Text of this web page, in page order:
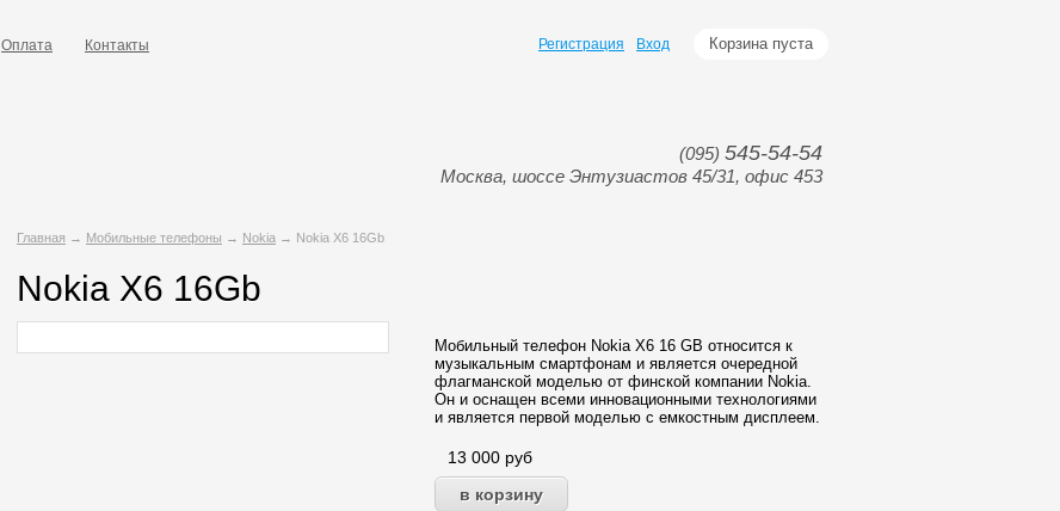
Оплата Контакты Корзина пуста
Регистрация Вход
(095) 545-54-54
Москва, шоссе Энтузиастов 45/31, офис 453
Главная → Мобильные телефоны → Nokia → Nokia X6 16Gb
Nokia X6 16Gb
Мобильный телефон Nokia Х6 16 GB относится к
музыкальным смартфонам и является очередной
флагманской моделью от финской компании Nokia.
Он и оснащен всеми инновационными технологиями
и является первой моделью с емкостным дисплеем.
13 000 руб